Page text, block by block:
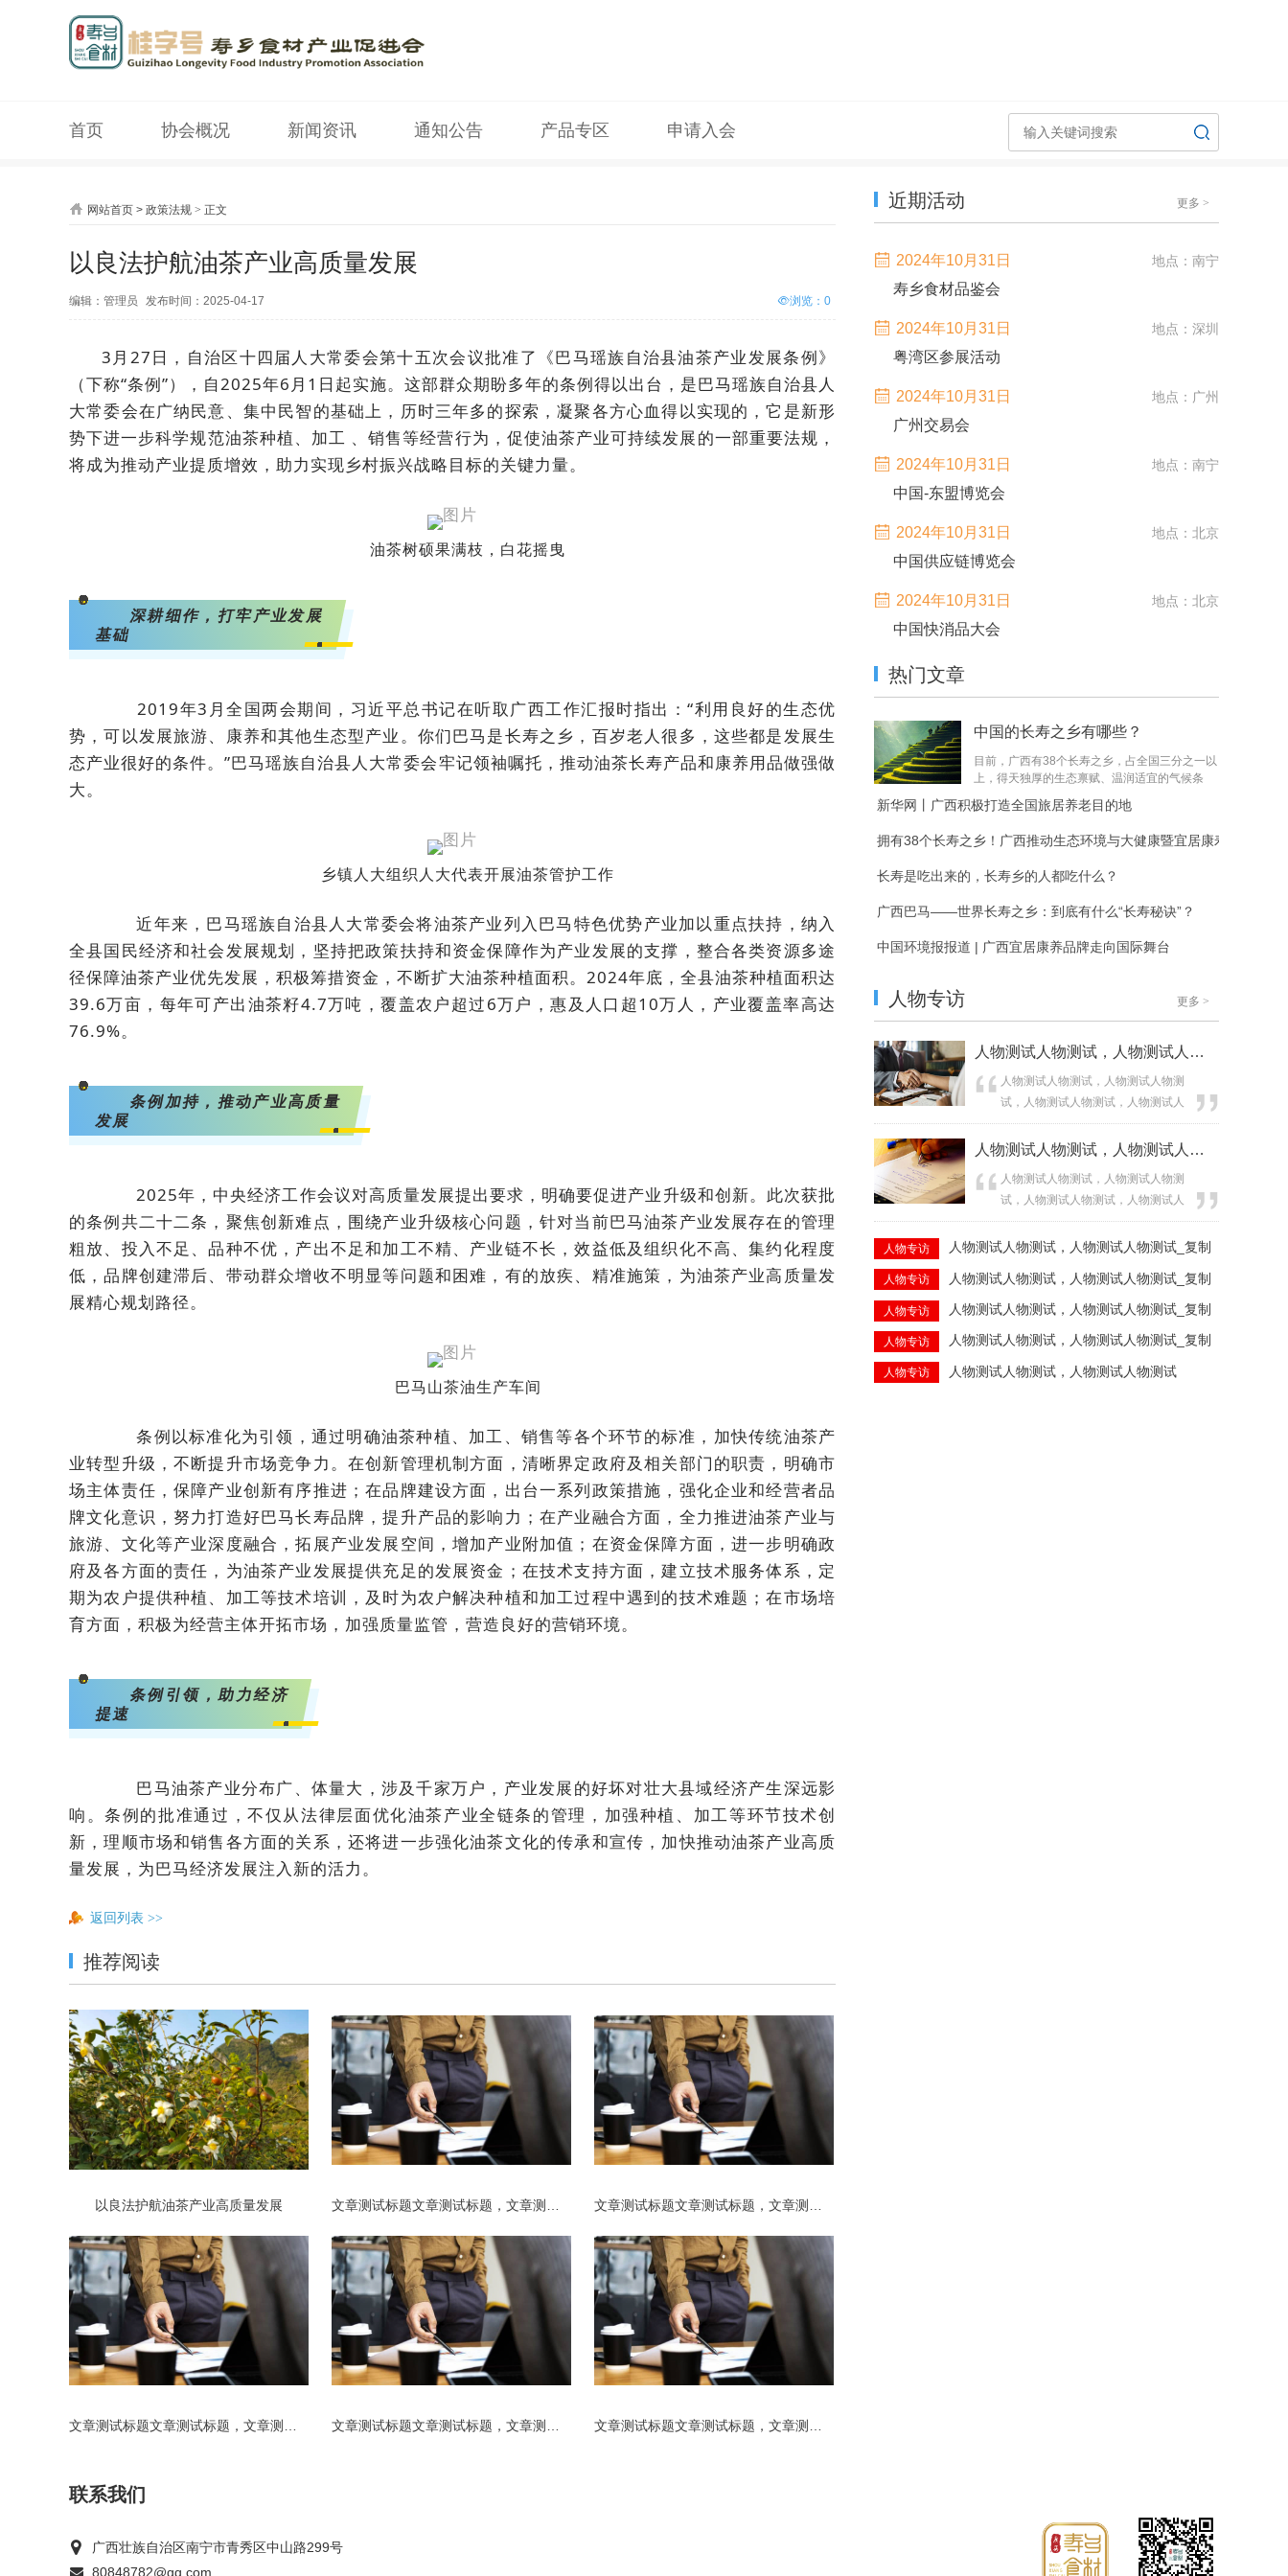
首页 协会概况 新闻资讯 通知公告 产品专区 申请入会
网站首页 > 政策法规 > 正文
以良法护航油茶产业高质量发展
编辑：管理员 发布时间：2025-04-17 浏览： 0
3月27日，自治区十四届人大常委会第十五次会议批准了《巴马瑶族自治县油茶产业发展条例》
（下称“条例”），自2025年6月1日起实施。这部群众期盼多年的条例得以出台，是巴马瑶族自治县人
大常委会在广纳民意、集中民智的基础上，历时三年多的探索，凝聚各方心血得以实现的，它是新形
势下进一步科学规范油茶种植、加工 、销售等经营行为，促使油茶产业可持续发展的一部重要法规，
将成为推动产业提质增效，助力实现乡村振兴战略目标的关键力量。
油茶树硕果满枝，白花摇曳
<svg viewBox="0 0 1 1" style="float:left;line-height:0;width:0;vertical-align:top;"></svg>
深耕细作，打牢产业发展
基础
<svg viewBox="0 0 1 1" style="float:left;line-height:0;width:0;vertical-align:top;"></svg>
2019年3月全国两会期间，习近平总书记在听取广西工作汇报时指出：“利用良好的生态优
势，可以发展旅游、康养和其他生态型产业。你们巴马是长寿之乡，百岁老人很多，这些都是发展生
态产业很好的条件。”巴马瑶族自治县人大常委会牢记领袖嘱托，推动油茶长寿产品和康养用品做强做
大。
乡镇人大组织人大代表开展油茶管护工作
近年来，巴马瑶族自治县人大常委会将油茶产业列入巴马特色优势产业加以重点扶持，纳入
全县国民经济和社会发展规划，坚持把政策扶持和资金保障作为产业发展的支撑，整合各类资源多途
径保障油茶产业优先发展，积极筹措资金，不断扩大油茶种植面积。2024年底，全县油茶种植面积达
39.6万亩，每年可产出油茶籽4.7万吨，覆盖农户超过6万户，惠及人口超10万人，产业覆盖率高达
76.9%。
<svg viewBox="0 0 1 1" style="float:left;line-height:0;width:0;vertical-align:top;"></svg>
条例加持，推动产业高质量
发展
<svg viewBox="0 0 1 1" style="float:left;line-height:0;width:0;vertical-align:top;"></svg>
2025年，中央经济工作会议对高质量发展提出要求，明确要促进产业升级和创新。此次获批
的条例共二十二条，聚焦创新难点，围绕产业升级核心问题，针对当前巴马油茶产业发展存在的管理
粗放、投入不足、品种不优，产出不足和加工不精、产业链不长，效益低及组织化不高、集约化程度
低，品牌创建滞后、带动群众增收不明显等问题和困难，有的放疾、精准施策，为油茶产业高质量发
展精心规划路径。
巴马山茶油生产车间
条例以标准化为引领，通过明确油茶种植、加工、销售等各个环节的标准，加快传统油茶产
业转型升级，不断提升市场竞争力。在创新管理机制方面，清晰界定政府及相关部门的职责，明确市
场主体责任，保障产业创新有序推进；在品牌建设方面，出台一系列政策措施，强化企业和经营者品
牌文化意识，努力打造好巴马长寿品牌，提升产品的影响力；在产业融合方面，全力推进油茶产业与
旅游、文化等产业深度融合，拓展产业发展空间，增加产业附加值；在资金保障方面，进一步明确政
府及各方面的责任，为油茶产业发展提供充足的发展资金；在技术支持方面，建立技术服务体系，定
期为农户提供种植、加工等技术培训，及时为农户解决种植和加工过程中遇到的技术难题；在市场培
育方面，积极为经营主体开拓市场，加强质量监管，营造良好的营销环境。
<svg viewBox="0 0 1 1" style="float:left;line-height:0;width:0;vertical-align:top;"></svg>
条例引领，助力经济
提速
<svg viewBox="0 0 1 1" style="float:left;line-height:0;width:0;vertical-align:top;"></svg>
巴马油茶产业分布广、体量大，涉及千家万户，产业发展的好坏对壮大县域经济产生深远影
响。条例的批准通过，不仅从法律层面优化油茶产业全链条的管理，加强种植、加工等环节技术创
新，理顺市场和销售各方面的关系，还将进一步强化油茶文化的传承和宣传，加快推动油茶产业高质
量发展，为巴马经济发展注入新的活力。
返回列表 >>
推荐阅读
以良法护航油茶产业高质量发展
近期活动 更多 >
2024年10月31日 地点：南宁
寿乡食材品鉴会
2024年10月31日 地点：深圳
粤湾区参展活动
2024年10月31日 地点：广州
广州交易会
2024年10月31日 地点：南宁
中国-东盟博览会
2024年10月31日 地点：北京
中国供应链博览会
2024年10月31日 地点：北京
中国快消品大会
热门文章
中国的长寿之乡有哪些？
目前，广西有38个长寿之乡，占全国三分之一以
上，得天独厚的生态禀赋、温润适宜的气候条
件、天然洁净的种养环境，孕育了富硒粮油、药
食同源茶饮、特色果蔬畜禽等一系列品...
新华网丨广西积极打造全国旅居养老目的地
拥有38个长寿之乡！广西推动生态环境与大健康暨宜居康寿品牌建设
长寿是吃出来的，长寿乡的人都吃什么？
广西巴马——世界长寿之乡：到底有什么“长寿秘诀”？
中国环境报报道 | 广西宜居康养品牌走向国际舞台
人物专访 更多 >
人物测试人物测试，人物测试人物测试_复制
人物测试人物测试，人物测试人物测
试，人物测试人物测试，人物测试人
物测试，人物测试人物测试，人物测
试人物测试，人物测试人物测试，人
人物测试人物测试，人物测试人物测试_复制
人物测试人物测试，人物测试人物测
试，人物测试人物测试，人物测试人
物测试，人物测试人物测试，人物测
试人物测试，人物测试人物测试，人
人物专访 人物测试人物测试，人物测试人物测试_复制
人物专访 人物测试人物测试，人物测试人物测试_复制
人物专访 人物测试人物测试，人物测试人物测试_复制
人物专访 人物测试人物测试，人物测试人物测试_复制
人物专访 人物测试人物测试，人物测试人物测试
联系我们
广西壮族自治区南宁市青秀区中山路299号
80848782@qq.com